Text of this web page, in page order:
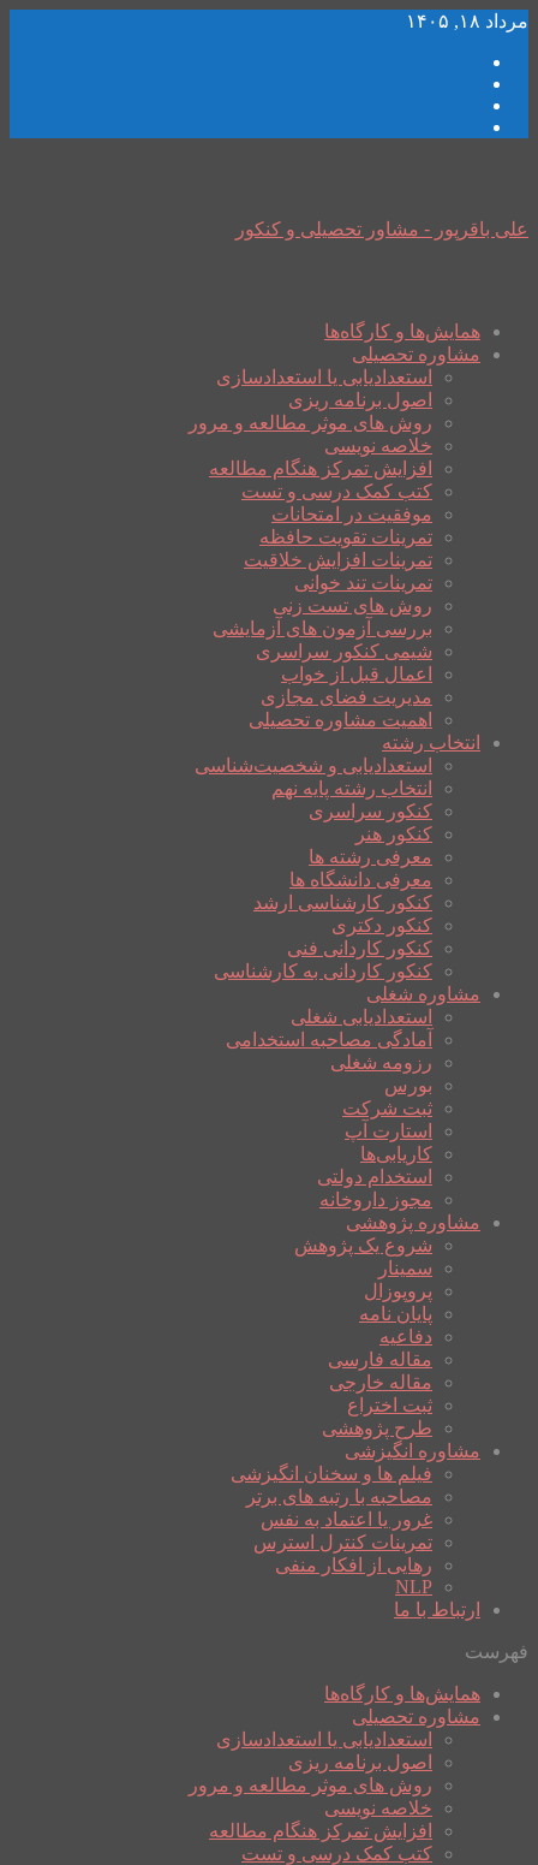
مرداد ۱۸, ۱۴۰۵
علی باقرپور - مشاور تحصیلی و کنکور
همایش‌ها و کارگاه‌ها
مشاوره تحصیلی
استعدادیابی یا استعدادسازی
اصول برنامه ریزی
روش های موثر مطالعه و مرور
خلاصه نویسی
افزایش تمرکز هنگام مطالعه
کتب کمک درسی و تست
موفقیت در امتحانات
تمرینات تقویت حافظه
تمرینات افزایش خلاقیت
تمرینات تند خوانی
روش های تست زنی
بررسی آزمون های آزمایشی
شیمی کنکور سراسری
اعمال قبل از خواب
مدیریت فضای مجازی
اهمیت مشاوره تحصیلی
انتخاب رشته
استعدادیابی و شخصیت‌شناسی
انتخاب رشته پایه نهم
کنکور سراسری
کنکور هنر
معرفی رشته ها
معرفی دانشگاه ها
کنکور کارشناسی ارشد
کنکور دکتری
کنکور کاردانی فنی
کنکور کاردانی به کارشناسی
مشاوره شغلی
استعدادیابی شغلی
آمادگی مصاحبه استخدامی
رزومه شغلی
بورس
ثبت شرکت
استارت آپ
کاریابی‌ها
استخدام دولتی
مجوز داروخانه
مشاوره پژوهشی
شروع یک پژوهش
سمینار
پروپوزال
پایان نامه
دفاعیه
مقاله فارسی
مقاله خارجی
ثبت اختراع
طرح پژوهشی
مشاوره انگیزشی
فیلم ها و سخنان انگیزشی
مصاحبه با رتبه های برتر
غرور یا اعتماد به نفس
تمرینات کنترل استرس
رهایی از افکار منفی
NLP
ارتباط با ما
فهرست
همایش‌ها و کارگاه‌ها
مشاوره تحصیلی
استعدادیابی یا استعدادسازی
اصول برنامه ریزی
روش های موثر مطالعه و مرور
خلاصه نویسی
افزایش تمرکز هنگام مطالعه
کتب کمک درسی و تست